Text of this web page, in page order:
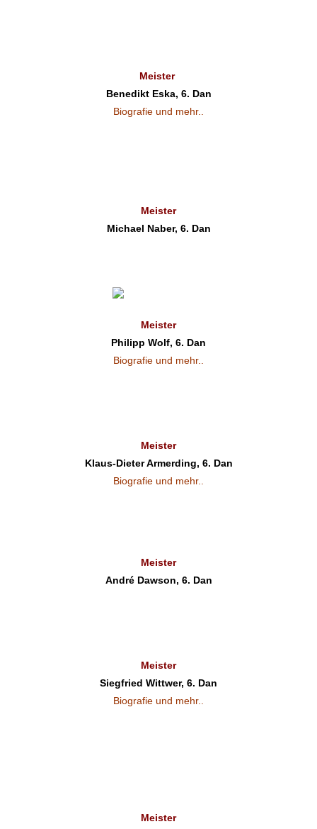
Meister
Benedikt Eska, 6. Dan
Biografie und mehr..
Meister
Michael Naber, 6. Dan
Meister
Philipp Wolf, 6. Dan
Biografie und mehr..
Meister
Klaus-Dieter Armerding, 6. Dan
Biografie und mehr..
Meister
André Dawson, 6. Dan
Meister
Siegfried Wittwer, 6. Dan
Biografie und mehr..
Meister